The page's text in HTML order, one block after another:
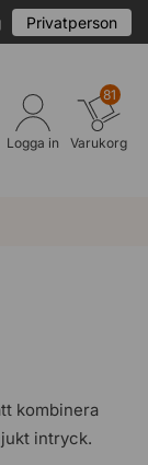
Privatperson
Logga in
81
Varukorg
kombinera
intryck.